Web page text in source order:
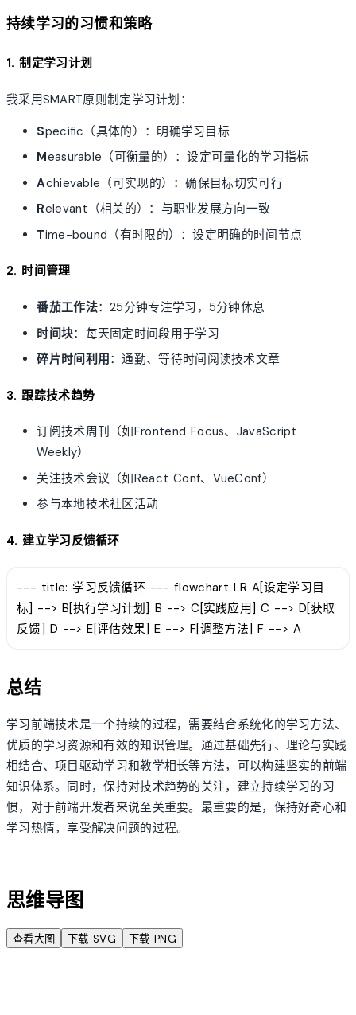
持续学习的习惯和策略
1. 制定学习计划
我采用SMART原则制定学习计划：
Specific（具体的）：明确学习目标
Measurable（可衡量的）：设定可量化的学习指标
Achievable（可实现的）：确保目标切实可行
Relevant（相关的）：与职业发展方向一致
Time-bound（有时限的）：设定明确的时间节点
2. 时间管理
番茄工作法：25分钟专注学习，5分钟休息
时间块：每天固定时间段用于学习
碎片时间利用：通勤、等待时间阅读技术文章
3. 跟踪技术趋势
订阅技术周刊（如Frontend Focus、JavaScript
Weekly）
关注技术会议（如React Conf、VueConf）
参与本地技术社区活动
4. 建立学习反馈循环
--- title: 学习反馈循环 --- flowchart LR A[设定学习目
标] --> B[执行学习计划] B --> C[实践应用] C --> D[获取
反馈] D --> E[评估效果] E --> F[调整方法] F --> A
总结
学习前端技术是一个持续的过程，需要结合系统化的学习方法、
优质的学习资源和有效的知识管理。通过基础先行、理论与实践
相结合、项目驱动学习和教学相长等方法，可以构建坚实的前端
知识体系。同时，保持对技术趋势的关注，建立持续学习的习
惯，对于前端开发者来说至关重要。最重要的是，保持好奇心和
学习热情，享受解决问题的过程。
思维导图
查看大图 下载 SVG 下载 PNG